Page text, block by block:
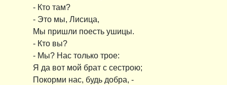
- Кто там?
- Это мы, Лисица,
Мы пришли поесть ушицы.
- Кто вы?
- Мы? Нас только трое:
Я да вот мой брат с сестрою;
Покорми нас, будь добра, -